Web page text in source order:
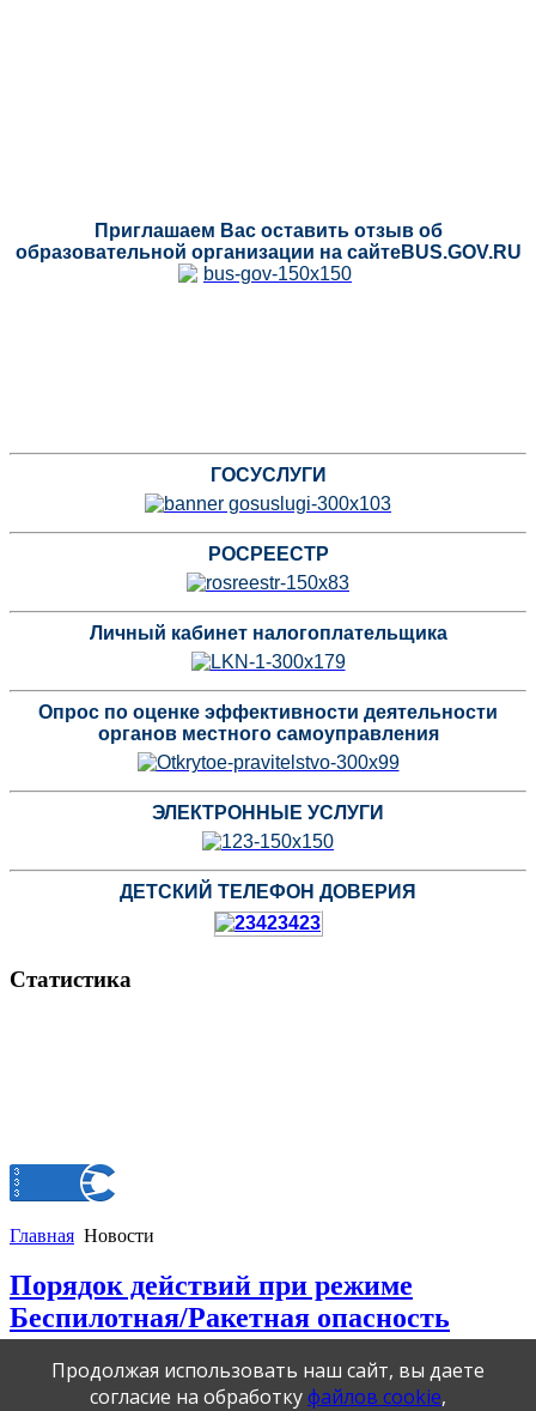
Приглашаем Вас оставить отзыв об
образовательной организации на сайтеBUS.GOV.RU
ГОСУСЛУГИ
РОСРЕЕСТР
Личный кабинет налогоплательщика
Опрос по оценке эффективности деятельности
органов местного самоуправления
ЭЛЕКТРОННЫЕ УСЛУГИ
ДЕТСКИЙ ТЕЛЕФОН ДОВЕРИЯ
Статистика
Главная Новости
Порядок действий при режиме
Беспилотная/Ракетная опасность
05.06.2026 05:44|Обновлено 02.07.2026 08:19 | |
Продолжая использовать наш сайт, вы даете
согласие на обработкуфайлов cookie,